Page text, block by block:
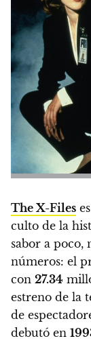
The X-Files
culto de la
sabor a poco,
números: el
con 27.34
estreno de la
de
debutó en